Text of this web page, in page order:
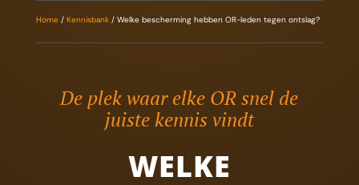
Home/ Kennisbank/ Welke bescherming hebben OR-leden tegen ontslag?
De plek waar elke OR snel de
juiste kennis vindt
WELKE